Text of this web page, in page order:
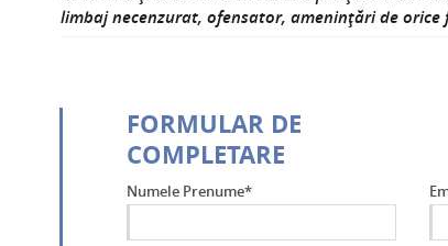
limbaj necenzurat, ofensator, ameninţări de orice
FORMULAR DE
COMPLETARE
Numele Prenume*